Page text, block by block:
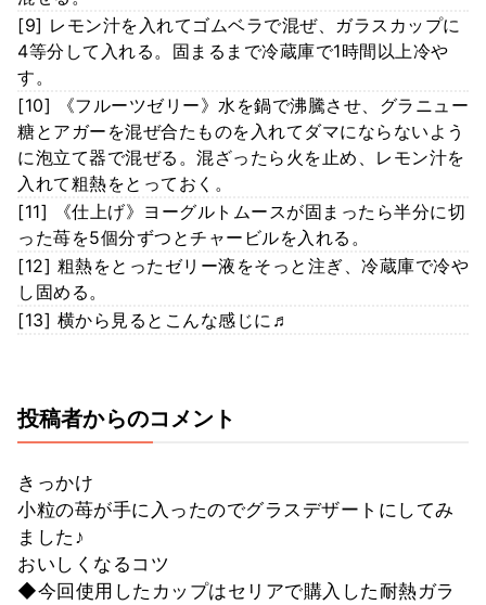
[9] レモン汁を入れてゴムベラで混ぜ、ガラスカップに
4等分して入れる。固まるまで冷蔵庫で1時間以上冷や
す。
[10] 《フルーツゼリー》水を鍋で沸騰させ、グラニュー
糖とアガーを混ぜ合たものを入れてダマにならないよう
に泡立て器で混ぜる。混ざったら火を止め、レモン汁を
入れて粗熱をとっておく。
[11] 《仕上げ》ヨーグルトムースが固まったら半分に切
った苺を5個分ずつとチャービルを入れる。
[12] 粗熱をとったゼリー液をそっと注ぎ、冷蔵庫で冷や
し固める。
[13] 横から見るとこんな感じに♬
投稿者からのコメント
きっかけ
小粒の苺が手に入ったのでグラスデザートにしてみ
ました♪
おいしくなるコツ
◆今回使用したカップはセリアで購入した耐熱ガラ